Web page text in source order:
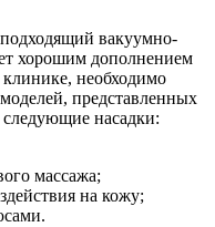
вакуумно-
хорошим дополнением
клинике, необходимо
представленных
насадки:
массажа;
на кожу;